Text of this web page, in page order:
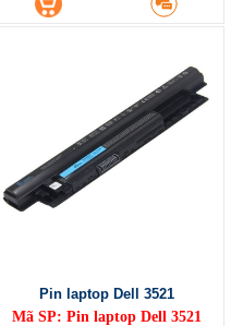
Pin laptop Dell 3521
Mã SP: Pin laptop Dell 3521